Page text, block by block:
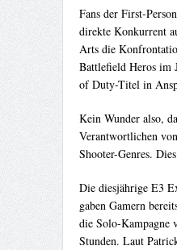
Fans der First-
direkte Konkurrent
Arts die
Battlefield Heros im
of Duty-Titel in
Kein Wunder also,
Verantwortlichen
Shooter-Genres.
Die diesjährige E3
gaben Gamern
die Solo-Kampagne
Stunden. Laut